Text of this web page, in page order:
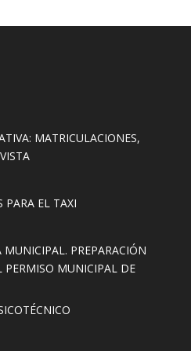
MATRICULACIONES,
PARA EL TAXI
MUNICIPAL. PREPARACIÓN
PERMISO MUNICIPAL DE